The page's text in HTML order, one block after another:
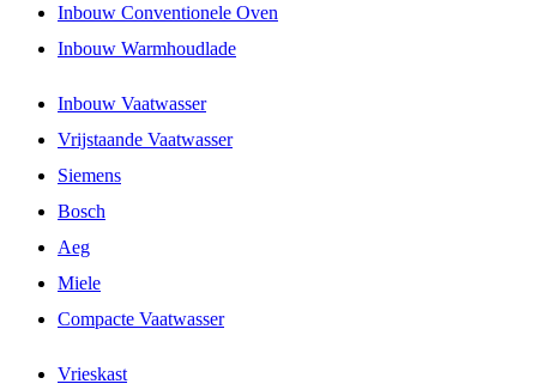
Inbouw Conventionele Oven
Inbouw Warmhoudlade
Inbouw Vaatwasser
Vrijstaande Vaatwasser
Siemens
Bosch
Aeg
Miele
Compacte Vaatwasser
Vrieskast